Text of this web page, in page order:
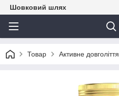
Шовковий шлях
Товар Активне довголіття